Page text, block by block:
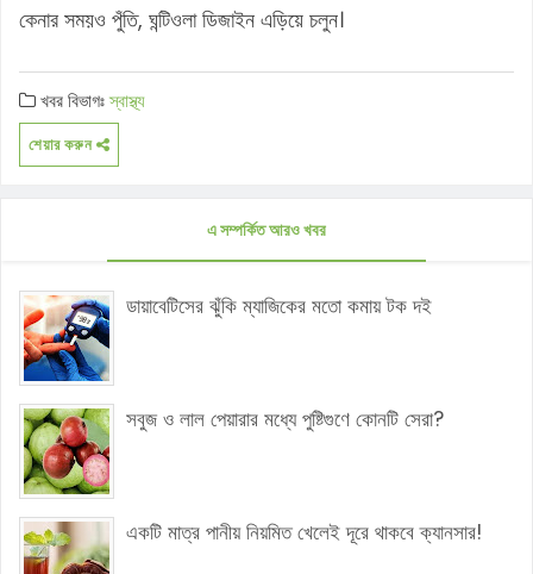
কেনার সময়ও পুঁতি, ঘন্টিওলা ডিজাইন এড়িয়ে চলুন।
খবর বিভাগঃস্বাস্থ্য
শেয়ার করুন
এ সম্পর্কিত আরও খবর
ডায়াবেটিসের ঝুঁকি ম্যাজিকের মতো কমায় টক দই
সবুজ ও লাল পেয়ারার মধ্যে পুষ্টিগুণে কোনটি সেরা?
একটি মাত্র পানীয় নিয়মিত খেলেই দূরে থাকবে ক্যানসার!